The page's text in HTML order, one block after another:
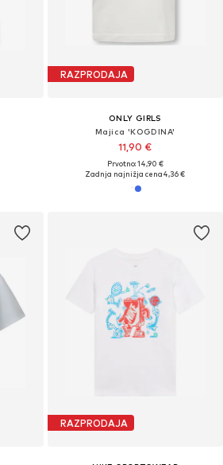
RAZPRODAJA
ONLY GIRLS
Majica 'KOGDINA'
11,90 €
Prvotno: 14,90 €
Zadnja najnižja cena4,36 €
RAZPRODAJA